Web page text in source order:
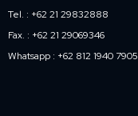
Tel. : +62 21 29832888
Fax. : +62 21 29069346
Whatsapp : +62 812 1940 7905